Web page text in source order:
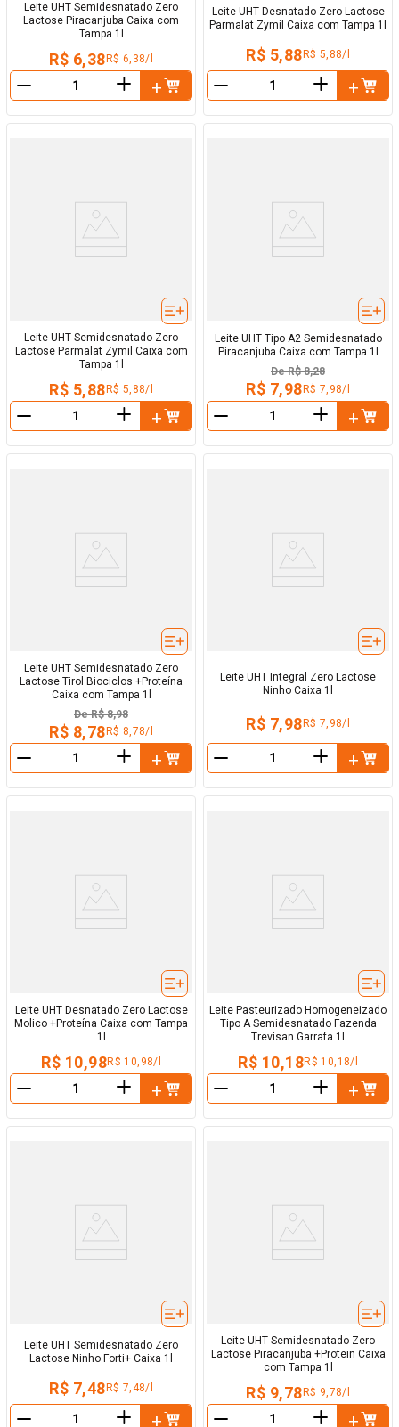
Leite UHT Semidesnatado Zero
Lactose Piracanjuba Caixa com
Tampa 1l
R$ 6,38 R$ 6,38/l
＋
Leite UHT Desnatado Zero Lactose
Parmalat Zymil Caixa com Tampa 1l
R$ 5,88 R$ 5,88/l
＋
Leite UHT Semidesnatado Zero
Lactose Parmalat Zymil Caixa com
Tampa 1l
R$ 5,88 R$ 5,88/l
＋
Leite UHT Tipo A2 Semidesnatado
Piracanjuba Caixa com Tampa 1l
De R$ 8,28
R$ 7,98R$ 7,98/l
＋
Leite UHT Semidesnatado Zero
Lactose Tirol Biociclos +Proteína
Caixa com Tampa 1l
De R$ 8,98
R$ 8,78 R$ 8,78/l
＋
Leite UHT Integral Zero Lactose
Ninho Caixa 1l
R$ 7,98 R$ 7,98/l
＋
Leite UHT Desnatado Zero Lactose
Molico +Proteína Caixa com Tampa
1l
R$ 10,98R$ 10,98/l
＋
Leite Pasteurizado Homogeneizado
Tipo A Semidesnatado Fazenda
Trevisan Garrafa 1l
R$ 10,18R$ 10,18/l
＋
Leite UHT Semidesnatado Zero
Lactose Ninho Forti+ Caixa 1l
R$ 7,48 R$ 7,48/l
＋
Leite UHT Semidesnatado Zero
Lactose Piracanjuba +Protein Caixa
com Tampa 1l
R$ 9,78 R$ 9,78/l
＋